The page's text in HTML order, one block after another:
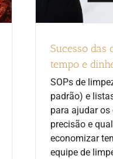
Sucesso das
tempo e
SOPs de
padrão⁠) e
para ajudar
precisão e
economizar
equipe de